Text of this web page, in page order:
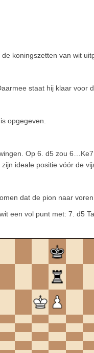
koningszetten van wit
staat hij klaar voor
opgegeven.
Op 6. d5 zou
ideale positie vóór de
dat de pion naar voren
een vol punt met: 7. d5